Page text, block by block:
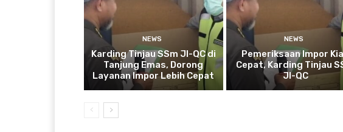
NEWS
Karding Tinjau SSm JI-QC di
Tanjung Emas, Dorong
Layanan Impor Lebih Cepat
NEWS
Pemeriksaan Impor
Cepat, Karding Tinjau
JI-QC